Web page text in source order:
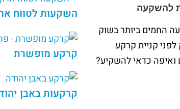
להשקעה
החמים ביותר בשוק
קניית קרקע
השקעות לטווח
קרקע מופשרת
קרקעות באבן